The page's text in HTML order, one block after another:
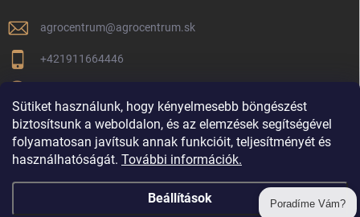
Sütiket használunk, hogy kényelmesebb böngészést
biztosítsunk a weboldalon, és az elemzések segítségével
folyamatosan javítsuk annak funkcióit, teljesítményét és
használhatóságát. További információk.
Beállítások
agrocentrum@agrocentrum.sk
+421911664446
agrocentrum_topolniky/
Vrátenie tovaru
Poradíme Vám?